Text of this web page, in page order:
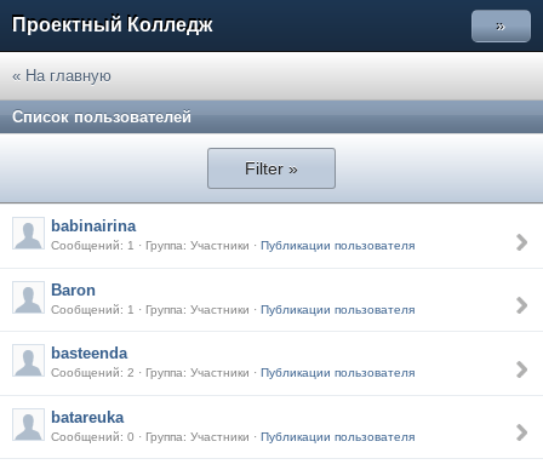
Проектный Колледж »
« На главную
Список пользователей
Filter »
babinairina
Сообщений: 1 · Группа: Участники · Публикации пользователя
Baron
Сообщений: 1 · Группа: Участники · Публикации пользователя
basteenda
Сообщений: 2 · Группа: Участники · Публикации пользователя
batareuka
Сообщений: 0 · Группа: Участники · Публикации пользователя